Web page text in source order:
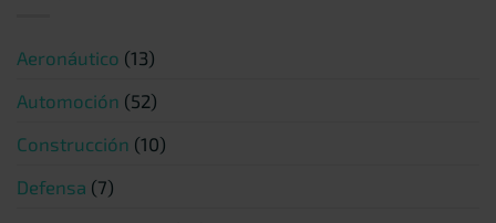
Aeronáutico (13)
Automoción (52)
Construcción (10)
Defensa (7)